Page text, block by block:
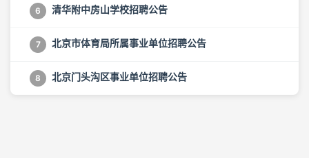
6 清华附中房山学校招聘公告
7 北京市体育局所属事业单位招聘公告
8 北京门头沟区事业单位招聘公告